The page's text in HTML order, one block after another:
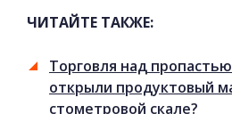
ЧИТАЙТЕ ТАКЖЕ:
Торговля над
открыли продуктовый
стометровой скале?